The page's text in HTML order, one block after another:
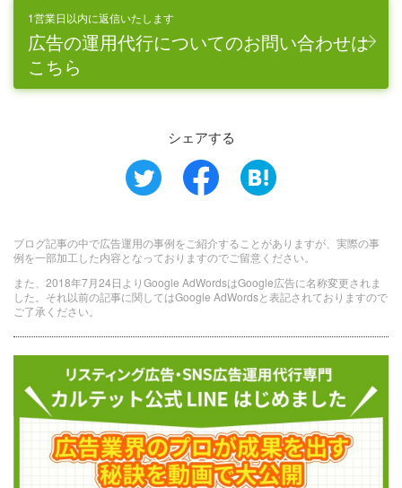
1営業日以内に返信いたします
広告の運用代行についてのお問い合わせは
こちら
シェアする
ブログ記事の中で広告運用の事例をご紹介することがありますが、実際の事
例を一部加工した内容となっておりますのでご留意ください。
また、2018年7月24日よりGoogle AdWordsはGoogle広告に名称変更されま
した。それ以前の記事に関してはGoogle AdWordsと表記されておりますので
ご了承ください。